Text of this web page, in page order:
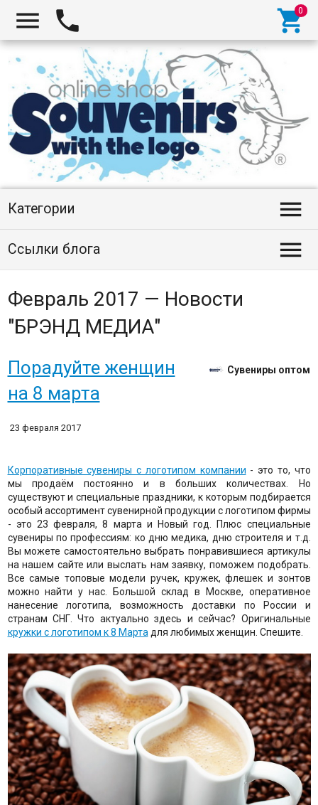
  
Категории 
Ссылки блога 
Февраль 2017 — Новости
"БРЭНД МЕДИА"
Порадуйте женщин
на 8 марта
Сувениры оптом
23 февраля 2017
Корпоративные сувениры с логотипом компании - это то, что
мы продаём постоянно и в больших количествах. Но
существуют и специальные праздники, к которым подбирается
особый ассортимент сувенирной продукции с логотипом фирмы
- это 23 февраля, 8 марта и Новый год. Плюс специальные
сувениры по профессиям: ко дню медика, дню строителя и т.д.
Вы можете самостоятельно выбрать понравившиеся артикулы
на нашем сайте или выслать нам заявку, поможем подобрать.
Все самые топовые модели ручек, кружек, флешек и зонтов
можно найти у нас. Большой склад в Москве, оперативное
нанесение логотипа, возможность доставки по России и
странам СНГ. Что актуально здесь и сейчас? Оригинальные
кружки с логотипом к 8 Марта для любимых женщин. Спешите.